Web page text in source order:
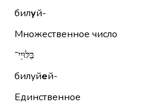
билуй-
Множественное число
בִּלּוּיֵי־
билуйей-
Единственное